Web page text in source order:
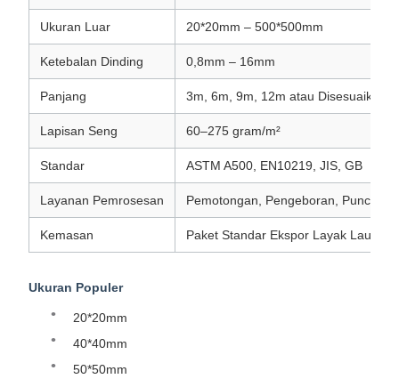
Ukuran Luar 20*20mm – 500*500mm
Ketebalan Dinding 0,8mm – 16mm
Panjang 3m, 6m, 9m, 12m atau Disesuaikan
Lapisan Seng 60–275 gram/m²
Standar ASTM A500, EN10219, JIS, GB
Layanan Pemrosesan Pemotongan, Pengeboran,
Kemasan Paket Standar Ekspor Layak Laut
Ukuran Populer
20*20mm
40*40mm
50*50mm